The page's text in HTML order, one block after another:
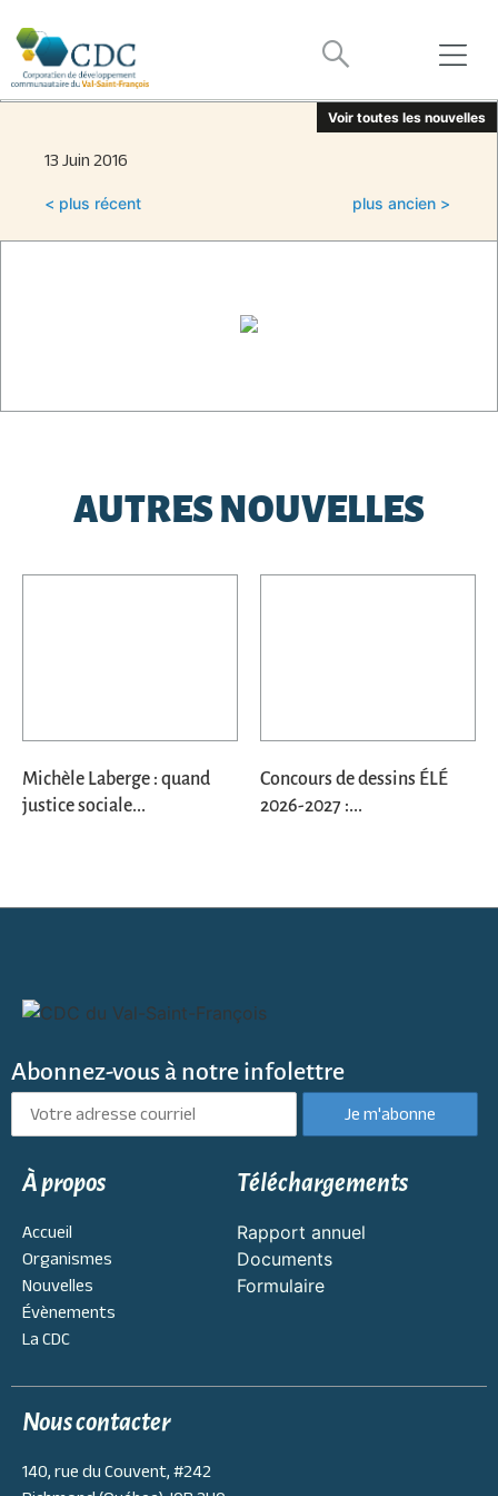
Voir toutes les nouvelles
13 Juin 2016
< plus récent plus ancien >
AUTRES NOUVELLES
Michèle Laberge : quand
justice sociale...
Concours de dessins ÉLÉ
2026-2027 :...
Abonnez-vous à notre infolettre
À propos
Accueil
Organismes
Nouvelles
Évènements
La CDC
Téléchargements
Rapport annuel
Documents
Formulaire
Nous contacter
140, rue du Couvent, #242